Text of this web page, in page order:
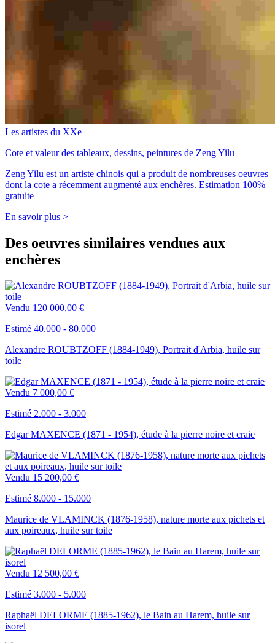
Les artistes du XXe
Cote et valeur des tableaux, dessins, peintures de Zeng Yilu
Zeng Yilu est un artiste chinois qui a produit de nombreuses oeuvres
dont la cote a récemment augmenté aux enchères. Estimation 100%
gratuite
En savoir plus >
Des oeuvres similaires vendues aux
enchères
Vendu 120 000,00 €
Estimé 40.000 - 80.000
Alexandre ROUBTZOFF (1884-1949), Portrait d'Arbia, huile sur
toile
Vendu 7 000,00 €
Estimé 2.000 - 3.000
Edgar MAXENCE (1871 - 1954), étude à la pierre noire et craie
Vendu 15 200,00 €
Estimé 8.000 - 15.000
Maurice de VLAMINCK (1876-1958), nature morte aux pichets et
aux poireaux, huile sur toile
Vendu 12 500,00 €
Estimé 3.000 - 5.000
Raphaël DELORME (1885-1962), le Bain au Harem, huile sur
isorel